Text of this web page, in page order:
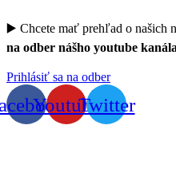
▶️ Chcete mať prehľad o našich
na odber nášho youtube
Prihlásiť sa na odber
YoutubeTwitter